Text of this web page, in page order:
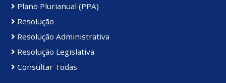
Plano Plurianual (PPA)
Resolução
Resolução Administrativa
Resolução Legislativa
Consultar Todas